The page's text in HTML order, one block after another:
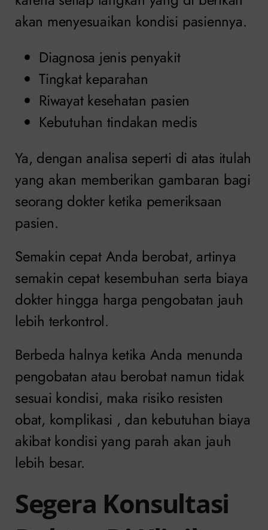
akan menyesuaikan kondisi pasiennya.
Diagnosa jenis penyakit
Tingkat keparahan
Riwayat kesehatan pasien
Kebutuhan tindakan medis
Ya, dengan analisa seperti di atas itulah
yang akan memberikan gambaran bagi
seorang dokter ketika pemeriksaan
pasien.
Semakin cepat Anda berobat, artinya
semakin cepat kesembuhan serta biaya
dokter hingga harga pengobatan jauh
lebih terkontrol.
Berbeda halnya ketika Anda menunda
pengobatan atau berobat namun tidak
sesuai kondisi, maka risiko resisten
obat, komplikasi , dan kebutuhan biaya
akibat kondisi yang parah akan jauh
lebih besar.
Segera Konsultasi